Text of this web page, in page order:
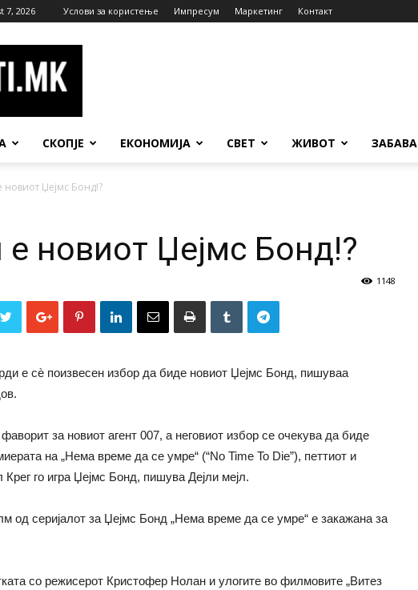
7, 2026 Услови за користење Импресум Маркетинг Контакт
СКОПЈЕ ЕКОНОМИЈА СВЕТ ЖИВОТ ЗАБАВА
Џејмс Бонд!?
новиот Џејмс Бонд!?
1148
е сè поизвесен избор да биде новиот Џејмс Бонд, пишуваа
за новиот агент 007, а неговиот избор се очекува да биде
на „Нема време да се умре“ (“No Time To Die”), петтиот и
го игра Џејмс Бонд, пишува Дејли мејл.
од серијалот за Џејмс Бонд „Нема време да се умре“ е закажана за
со режисерот Кристофер Нолан и улогите во филмовите „Витез